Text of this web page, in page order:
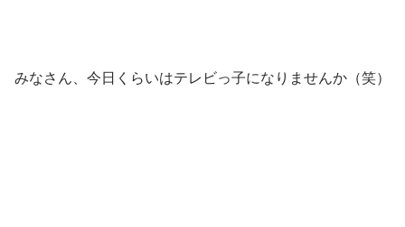
みなさん、今日くらいはテレビっ子になりませんか（笑）